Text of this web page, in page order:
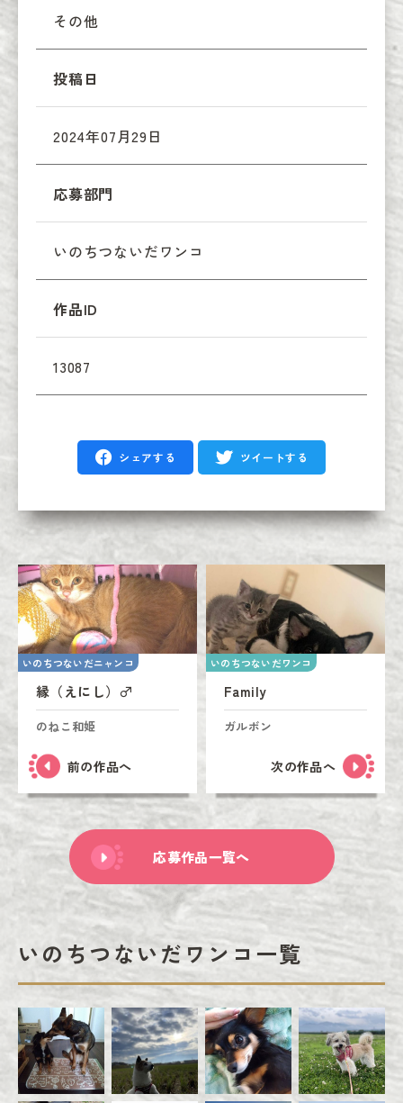
その他
投稿日
2024年07月29日
応募部門
いのちつないだワンコ
作品ID
13087
シェアする ツイートする
いのちつないだニャンコ
縁（えにし）♂
のねこ和姫
前の作品へ
いのちつないだワンコ
Family
ガルボン
次の作品へ
応募作品一覧へ
いのちつないだワンコ一覧